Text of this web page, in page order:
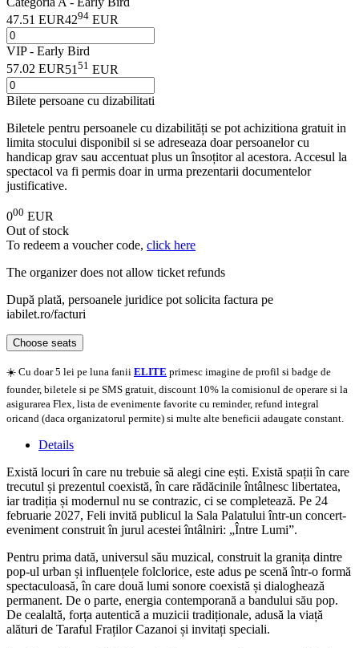
47.51 EUR4294 EUR
VIP - Early Bird
57.02 EUR51 51 EUR
Bilete persoane cu dizabilitati
Biletele pentru persoanele cu dizabilități se pot achizitiona gratuit in
limita stocului disponibil si se adreseaza doar persoanelor cu
handicap grav sau accentuat plus un însoțitor al acestora. Accesul la
spectacol va fi permis doar in urma prezentarii documentelor
justificative.
000 EUR
Out of stock
To redeem a voucher code, click here
The organizer does not allow ticket refunds
După plată, persoanele juridice pot solicita factura pe
iabilet.ro/facturi
Choose seats
☀️ Cu doar 5 lei pe luna fanii ELITE primesc imagine de profil si badge de
founder, biletele si pe SMS gratuit, discount 10% la comisionul de operare si la
asigurarea Flex, lista de evenimente favorite cu reminder, refund integral
oricand (daca organizatorul permite) si multe alte beneficii adaugate constant.
Details
Există locuri în care nu trebuie să alegi cine ești. Există spații în care
trecutul și prezentul coexistă, în care rădăcinile întâlnesc libertatea,
iar tradiția și modernul nu se contrazic, ci se completează. Pe 24
februarie 2027, Feli invită publicul la Sala Palatului într-un concert-
eveniment construit în jurul acestei întâlniri: „Între Lumi”.
Pentru prima dată, universul său muzical, construit la granița dintre
pop-ul urban și influențele folclorice, este adus pe scenă într-o formă
spectaculoasă, în care două lumi sonore coexistă și dialoghează
permanent. De o parte, energia contemporană a bandului său pop.
De cealaltă, forța autentică a muzicii tradiționale, adusă la viață
alături de Taraful Fraților Cazanoi și invitați speciali.